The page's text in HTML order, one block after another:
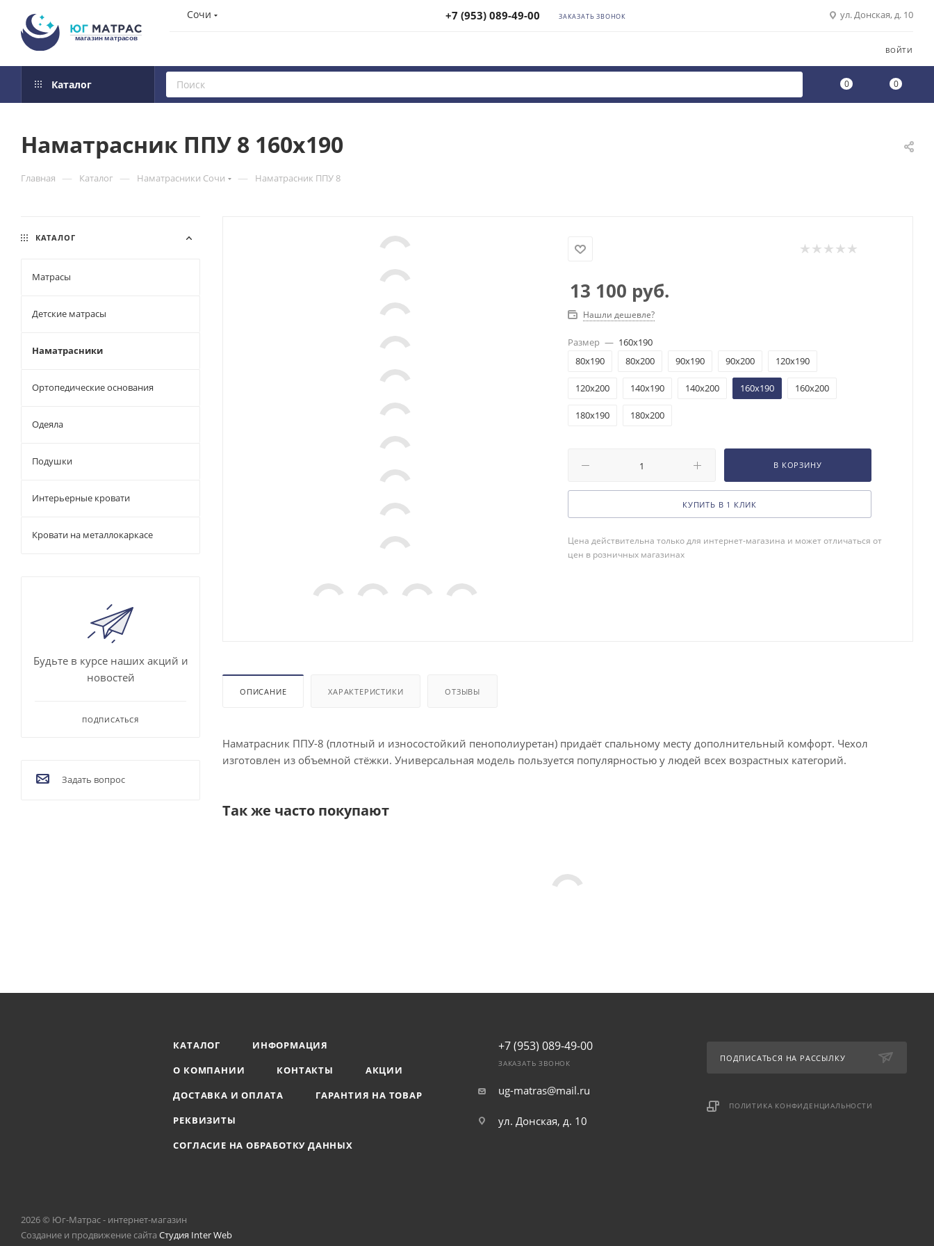
Сочи +7 (953) 089-49-00 ЗАКАЗАТЬ ЗВОНОК ул. Донская, д. 10
ВОЙТИ
Каталог 0 0
Наматрасник ППУ 8 160x190
Главная — Каталог — Наматрасники Сочи — Наматрасник ППУ 8
13 100 руб.
Нашли дешевле?
Размер — 160x190
80x190
80x200 90x190 90x200 120x190
120x200 140x190 140x200 160x190 160x200
180x190 180x200
В КОРЗИНУ
КУПИТЬ В 1 КЛИК
Цена действительна только для интернет-магазина и может отличаться от
цен в розничных магазинах
ОПИСАНИЕ ХАРАКТЕРИСТИКИ ОТЗЫВЫ
Наматрасник ППУ-8 (плотный и износостойкий пенополиуретан) придаёт спальному месту дополнительный комфорт. Чехол
изготовлен из объемной стёжки. Универсальная модель пользуется популярностью у людей всех возрастных категорий.
Так же часто покупают
КАТАЛОГ
Матрасы
Детские матрасы
Наматрасники
Ортопедические основания
Одеяла
Подушки
Интерьерные кровати
Кровати на металлокаркасе
Будьте в курсе наших акций и
новостей
ПОДПИСАТЬСЯ
Задать вопрос
КАТАЛОГ
ИНФОРМАЦИЯ
О КОМПАНИИ
КОНТАКТЫ
АКЦИИ
ДОСТАВКА И ОПЛАТА
ГАРАНТИЯ НА ТОВАР
РЕКВИЗИТЫ
СОГЛАСИЕ НА ОБРАБОТКУ ДАННЫХ
+7 (953) 089-49-00
ЗАКАЗАТЬ ЗВОНОК
ug-matras@mail.ru
ул. Донская, д. 10
ПОДПИСАТЬСЯ НА РАССЫЛКУ
ПОЛИТИКА КОНФИДЕНЦИАЛЬНОСТИ
2026 © Юг-Матрас - интернет-магазин
Создание и продвижение сайта Студия Inter Web